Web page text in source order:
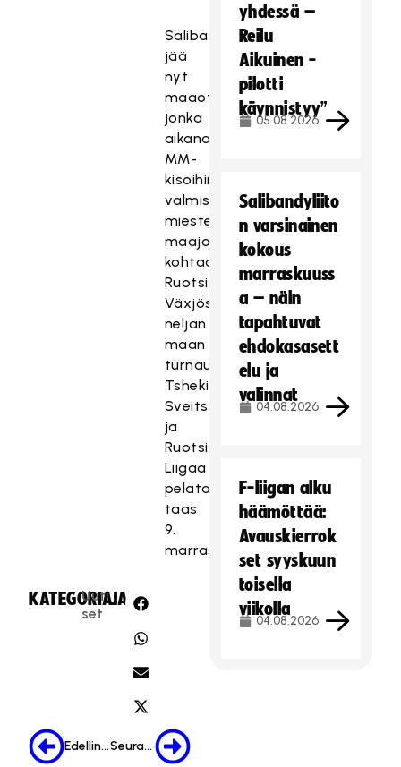
Salibandyliiga
jää
nyt
maaottelutauolle,
jonka
aikana
MM-
kisoihin
valmistautuva
miesten
maajoukkue
kohtaa
Ruotsin
Växjössä
neljän
maan
turnauksessa
Tshekin,
Sveitsin
ja
Ruotsin.
Liigaa
pelataan
taas
9.
marraskuuta.
KATEGORIA:
Uuti
set
JAA:
Edellinen Seuraava
yhdessä –
Reilu
Aikuinen -
pilotti
käynnistyy”
05.08.2026
Salibandyliito
n varsinainen
kokous
marraskuuss
a – näin
tapahtuvat
ehdokasasett
elu ja
valinnat
04.08.2026
F-liigan alku
häämöttää:
Avauskierrok
set syyskuun
toisella
viikolla
04.08.2026